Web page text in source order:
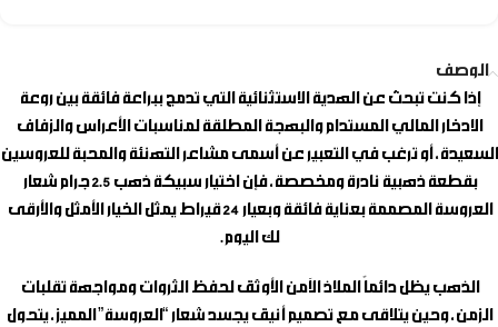
الوصف
إذا كنت تبحث عن الهدية الاستثنائية التي تدمج ببراعة فائقة بين روعة
الادخار المالي المستدام والبهجة المطلقة لمناسبات الأعراس والزفاف
السعيدة، أو ترغب في التعبير عن أسمى مشاعر التهنئة والمحبة للعروسين
بقطعة ذهبية نادرة ومخصصة، فإن اختيار
سبيكة ذهب 2.5 جرام شعار
العروسة
المصممة بعناية فائقة وبعيار 24 قيراط يمثل الخيار الأمثل والأرقى
لك اليوم.
الذهب يظل دائماً الملاذ الآمن الأوثق لحفظ الثروات ومواجهة تقلبات
الزمن، وحين يتلاقى مع تصميم أنيق يجسد شعار “العروسة” المميز، يتحول